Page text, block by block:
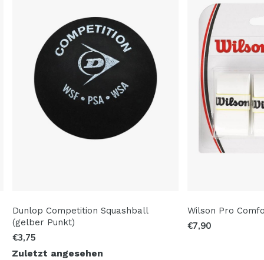
Dunlop Competition Squashball
(gelber Punkt)
€3,75
Wilson Pro
€7,90
Zuletzt angesehen